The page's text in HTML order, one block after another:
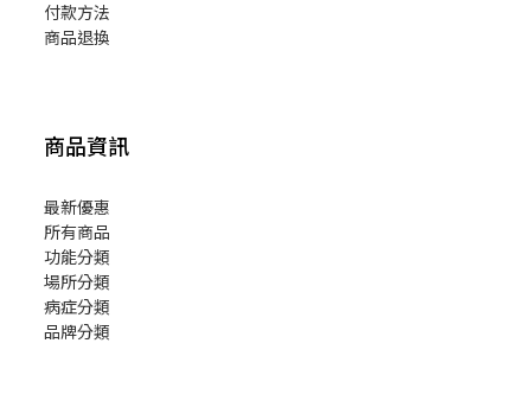
付款方法
商品退換
商品資訊
最新優惠
所有商品
功能分類
場所分類
病症分類
品牌分類